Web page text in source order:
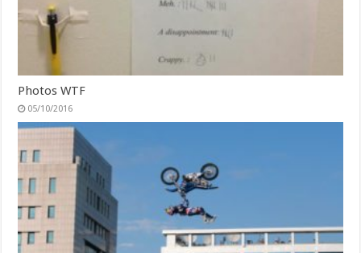
Photos WTF
05/10/2016